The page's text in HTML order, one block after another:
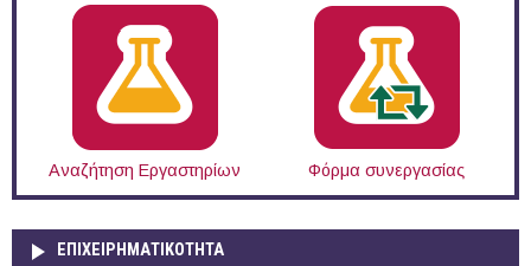
Αναζήτηση Εργαστηρίων Φόρμα συνεργασίας
ΕΠΙΧΕΙΡΗΜΑΤΙΚΟΤΗΤΑ